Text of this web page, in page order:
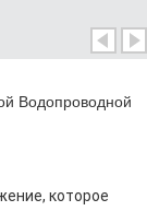
Водопроводной
которое